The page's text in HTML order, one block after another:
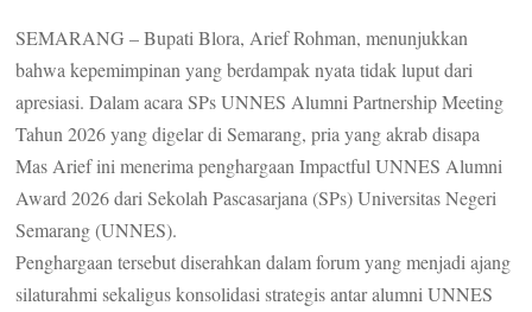
SEMARANG – Bupati Blora, Arief Rohman, menunjukkan
bahwa kepemimpinan yang berdampak nyata tidak luput dari
apresiasi. Dalam acara SPs UNNES Alumni Partnership Meeting
Tahun 2026 yang digelar di Semarang, pria yang akrab disapa
Mas Arief ini menerima penghargaan Impactful UNNES Alumni
Award 2026 dari Sekolah Pascasarjana (SPs) Universitas Negeri
Semarang (UNNES).
Penghargaan tersebut diserahkan dalam forum yang menjadi ajang
silaturahmi sekaligus konsolidasi strategis antar alumni UNNES